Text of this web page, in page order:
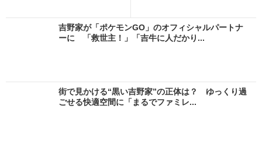
吉野家が「ポケモンGO」のオフィシャルパートナ
ーに 「救世主！」「吉牛に人だかり...
街で見かける“黒い吉野家”の正体は？ ゆっくり過
ごせる快適空間に「まるでファミレ...